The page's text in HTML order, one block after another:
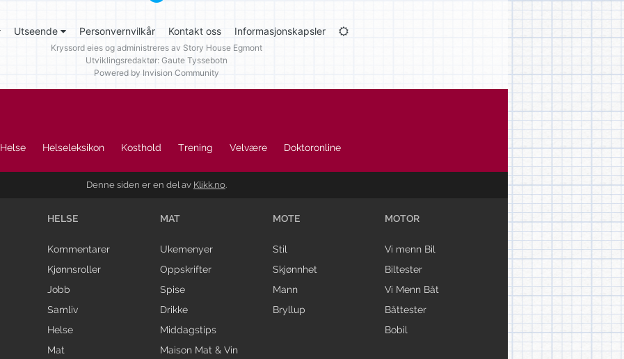
Utseende Personvernvilkår Kontakt oss Informasjonskapsler
Kryssord eies og administreres av Story House Egmont
Utviklingsredaktør: Gaute Tyssebotn
Powered by Invision Community
Helse Helseleksikon Kosthold Trening Velvære Doktoronline
Denne siden er en del av Klikk.no.
HELSE
Kommentarer
Kjønnsroller
Jobb
Samliv
Helse
Mat
MAT
Ukemenyer
Oppskrifter
Spise
Drikke
Middagstips
Maison Mat & Vin
MOTE
Stil
Skjønnhet
Mann
Bryllup
MOTOR
Vi menn Bil
Biltester
Vi Menn Båt
Båttester
Bobil